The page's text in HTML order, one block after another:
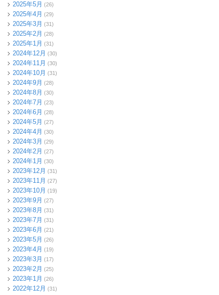
2025年5月 (26)
2025年4月 (29)
2025年3月 (31)
2025年2月 (28)
2025年1月 (31)
2024年12月 (30)
2024年11月 (30)
2024年10月 (31)
2024年9月 (28)
2024年8月 (30)
2024年7月 (23)
2024年6月 (28)
2024年5月 (27)
2024年4月 (30)
2024年3月 (29)
2024年2月 (27)
2024年1月 (30)
2023年12月 (31)
2023年11月 (27)
2023年10月 (19)
2023年9月 (27)
2023年8月 (31)
2023年7月 (31)
2023年6月 (21)
2023年5月 (26)
2023年4月 (19)
2023年3月 (17)
2023年2月 (25)
2023年1月 (26)
2022年12月 (31)